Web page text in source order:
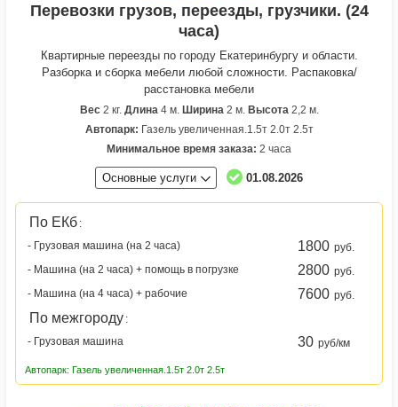
Перевозки грузов, переезды, грузчики. (24
часа)
Квартирные переезды по городу Екатеринбургу и области.
Разборка и сборка мебели любой сложности. Распаковка/
расстановка мебели
Вес2 кг. Длина 4 м. Ширина 2 м. Высота 2,2 м.
Автопарк: Газель увеличенная.1.5т 2.0т 2.5т
Минимальное время заказа: 2 часа
Основные услуги 01.08.2026
По ЕКб :
- Грузовая машина (на 2 часа)
1800 руб.
- Машина (на 2 часа) + помощь в погрузке
2800 руб.
- Машина (на 4 часа) + рабочие
7600 руб.
По межгороду :
- Грузовая машина
30 руб/км
Автопарк: Газель увеличенная.1.5т 2.0т 2.5т